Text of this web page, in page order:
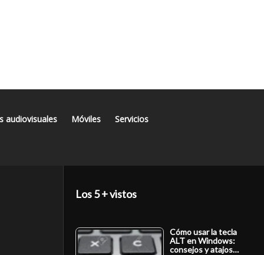
audiovisuales Móviles Servicios
Los 5 + vistos
Cómo usar la tecla
ALT en Windows:
consejos y atajos…